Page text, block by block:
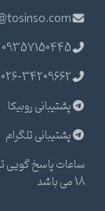
09357150445
026-34209662
پشتیبانی روبیکا
پشتیبانی تلگرام
18 می باشد